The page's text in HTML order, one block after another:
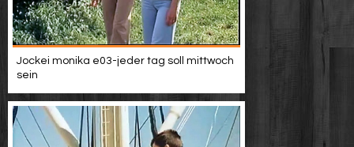
Jockei monika e03-jeder tag soll mittwoch
sein